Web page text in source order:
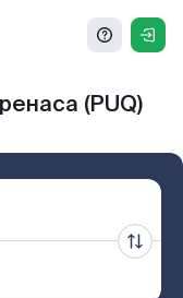
(PUQ)